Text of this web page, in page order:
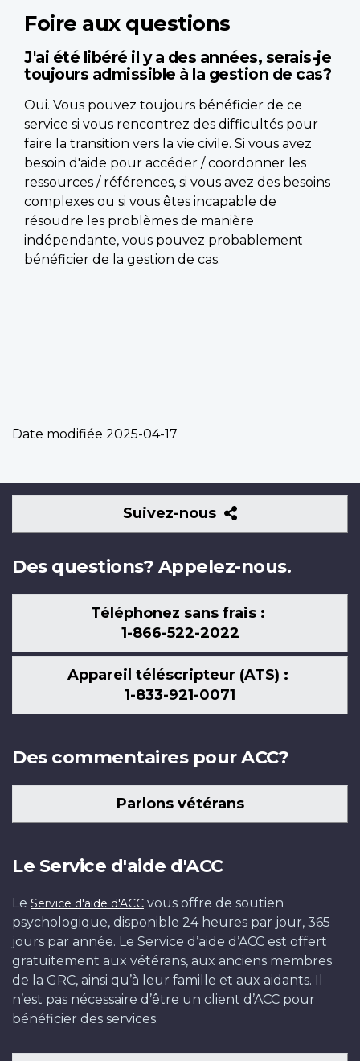
Foire aux questions
J'ai été libéré il y a des années, serais-je
toujours admissible à la gestion de cas?
Oui. Vous pouvez toujours bénéficier de ce
service si vous rencontrez des difficultés pour
faire la transition vers la vie civile. Si vous avez
besoin d'aide pour accéder / coordonner les
ressources / références, si vous avez des besoins
complexes ou si vous êtes incapable de
résoudre les problèmes de manière
indépendante, vous pouvez probablement
bénéficier de la gestion de cas.
Date modifiée 2025-04-17
Suivez-nous
Suivez-
nous
Des questions? Appelez-nous.
Téléphonez sans frais :
1-866-522-2022
Appareil téléscripteur (ATS) :
1-833-921-0071
Des commentaires pour ACC?
Parlons vétérans
Le Service d'aide d'ACC
Le Service d'aide d'ACC vous offre de soutien
psychologique, disponible 24 heures par jour, 365
jours par année. Le Service d’aide d’ACC est offert
gratuitement aux vétérans, aux anciens membres
de la GRC, ainsi qu’à leur famille et aux aidants. Il
n’est pas nécessaire d’être un client d’ACC pour
bénéficier des services.